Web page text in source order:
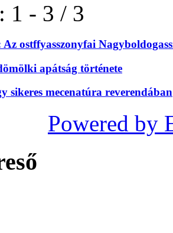
1 - 3 / 3
ostffyasszonyfai
apátság története
sikeres mecenatúra reverendában
Powered by